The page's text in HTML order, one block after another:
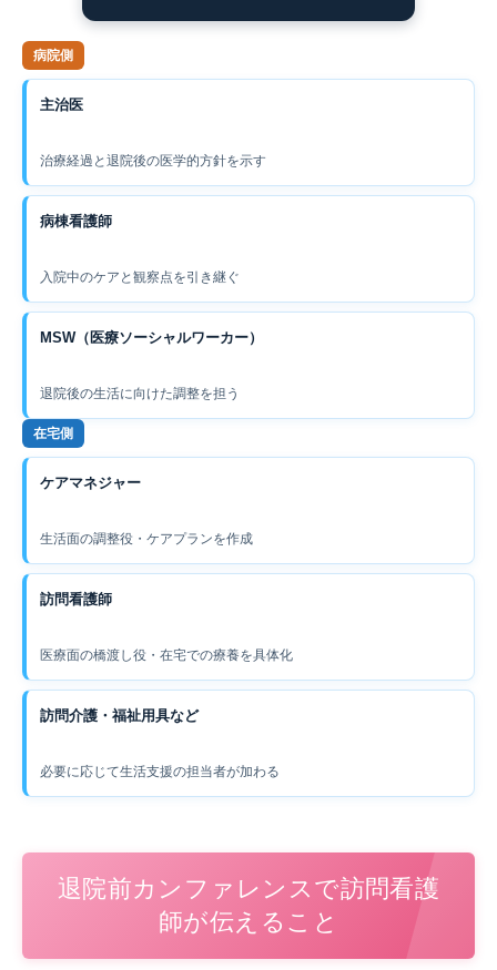
病院側
主治医
治療経過と退院後の医学的方針を示す
病棟看護師
入院中のケアと観察点を引き継ぐ
MSW（医療ソーシャルワーカー）
退院後の生活に向けた調整を担う
在宅側
ケアマネジャー
生活面の調整役・ケアプランを作成
訪問看護師
医療面の橋渡し役・在宅での療養を具体化
訪問介護・福祉用具など
必要に応じて生活支援の担当者が加わる
退院前カンファレンスで訪問看護
師が伝えること